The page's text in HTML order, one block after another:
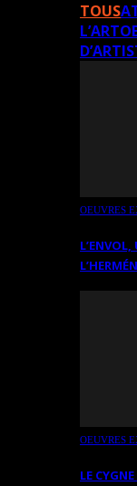
TOUS
L’ART
OEUVRES
OEUVRES
LE